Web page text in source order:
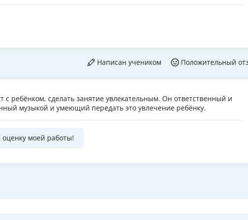
Написан учеником Положительный
с ребёнком, сделать занятие увлекательным. Он ответственный и
музыкой и умеющий передать это увлечение ребёнку.
моей работы!